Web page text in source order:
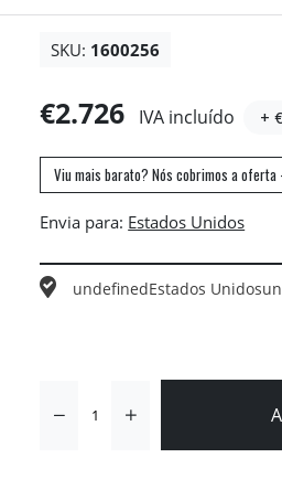
SKU: 1600256
€2.726 IVA incluído +
Viu mais barato? Nós cobrimos a
Envia para:
undefinedEstados Unidos